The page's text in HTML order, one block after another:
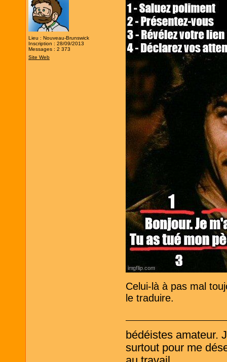
Lieu : Nouveau-Brunswick
Inscription : 28/09/2013
Messages : 2 373
Site Web
Celui-là à pas mal
le traduire.
bédéistes amateur.
surtout pour me